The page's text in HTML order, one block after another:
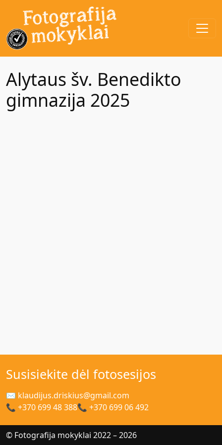
Alytaus šv. Benedikto
gimnazija 2025
Susisiekite dėl fotosesijos
✉ klaudijus.driskius@gmail.com
📞 +370 699 48 388📞 +370 699 06 492
© Fotografija mokyklai 2022 – 2026